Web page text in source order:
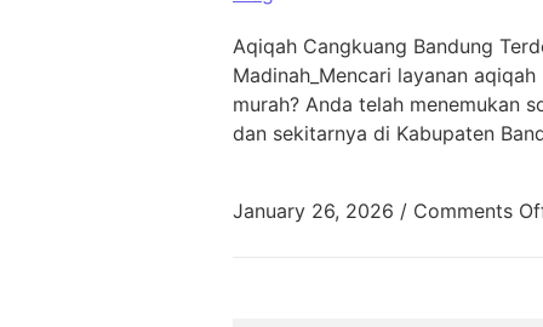
Aqiqah Cangkuang Bandung
Madinah_Mencari layanan
murah? Anda telah menemukan
dan sekitarnya di Kabupaten
January 26, 2026 / Comments